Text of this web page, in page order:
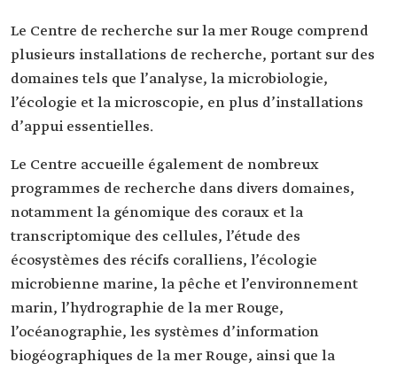
Le Centre de recherche sur la mer Rouge comprend
plusieurs installations de recherche, portant sur des
domaines tels que l’analyse, la microbiologie,
l’écologie et la microscopie, en plus d’installations
d’appui essentielles.
Le Centre accueille également de nombreux
programmes de recherche dans divers domaines,
notamment la génomique des coraux et la
transcriptomique des cellules, l’étude des
écosystèmes des récifs coralliens, l’écologie
microbienne marine, la pêche et l’environnement
marin, l’hydrographie de la mer Rouge,
l’océanographie, les systèmes d’information
biogéographiques de la mer Rouge, ainsi que la